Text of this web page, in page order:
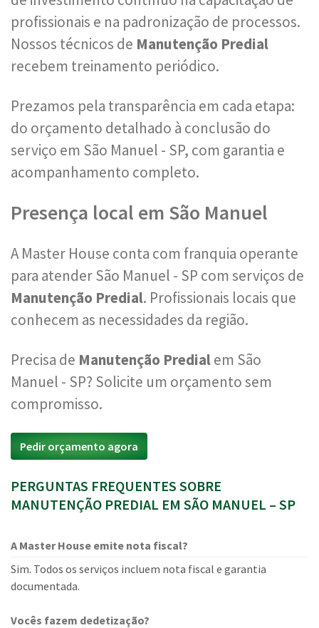
profissionais e na padronização de processos.
Nossos técnicos de Manutenção Predial
recebem treinamento periódico.
Prezamos pela transparência em cada etapa:
do orçamento detalhado à conclusão do
serviço em São Manuel - SP, com garantia e
acompanhamento completo.
Presença local em São Manuel
A Master House conta com franquia operante
para atender São Manuel - SP com serviços de
Manutenção Predial. Profissionais locais que
conhecem as necessidades da região.
Precisa de Manutenção Predialem São
Manuel - SP? Solicite um orçamento sem
compromisso.
Pedir orçamento agora
PERGUNTAS FREQUENTES SOBRE
MANUTENÇÃO PREDIAL EM SÃO MANUEL – SP
A Master House emite nota fiscal?
Sim. Todos os serviços incluem nota fiscal e garantia
documentada.
Vocês fazem dedetização?